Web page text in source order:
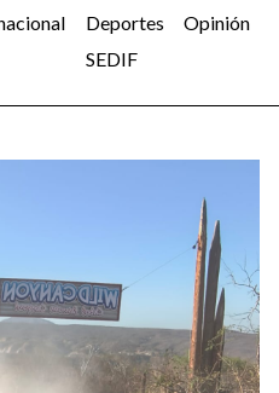
Deportes
Opinión
SEDIF